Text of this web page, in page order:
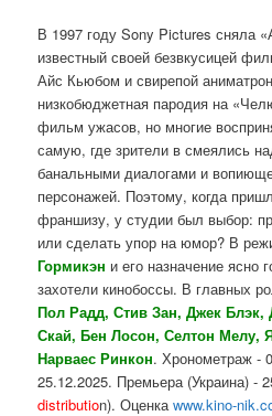
В 1997 году Sony Pictures сняла
известный своей безвкусицей
Айс Кьюбом и свирепой
низкобюджетная пародия на
фильм ужасов, но многие
самую, где зрители в смеялись
банальными диалогами и
персонажей. Поэтому, когда
франшизу, у студии был выбор:
или сделать упор на юмор? В
Гормикэн и его назначение ясно
захотели кинобоссы. В главных
Пол Радд, Стив Зан, Джек
Скай, Бен Лосон, Селтон Мелу,
Нарваес Ринкон. Хронометраж -
25.12.2025. Премьера (Украина) -
distribution). Оценкаwww.kino-